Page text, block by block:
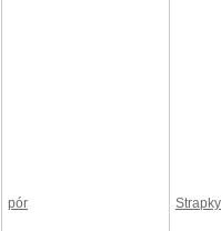
pór Strapky